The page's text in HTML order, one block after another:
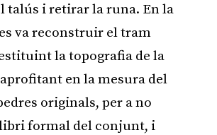
talús i retirar la runa. En la
va reconstruir el tram
la topografia de la
en la mesura del
originals, per a no
formal del conjunt, i